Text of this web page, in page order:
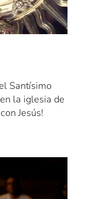
Santísimo
la iglesia de
Jesús!